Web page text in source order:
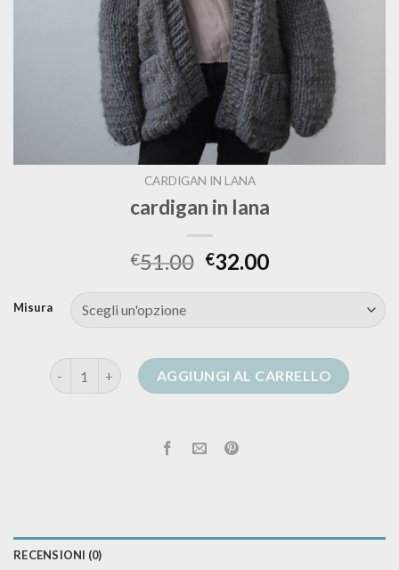
CARDIGAN IN LANA
cardigan in lana
€51.00 €32.00
Misura
cardigan in lana quantitàAGGIUNGI AL CARRELLO
RECENSIONI (0)